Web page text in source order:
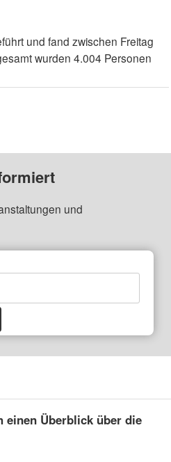
und fand zwischen Freitag
wurden 4.004 Personen
und
einen Überblick über die